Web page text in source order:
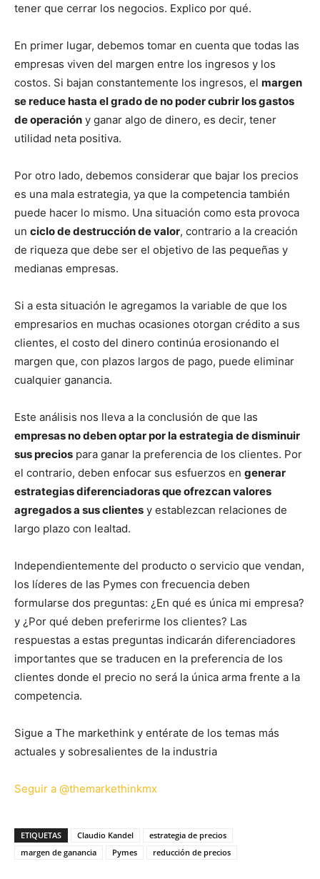
tener que cerrar los negocios. Explico por qué.
En primer lugar, debemos tomar en cuenta que todas las
empresas viven del margen entre los ingresos y los
costos. Si bajan constantemente los ingresos, el margen
se reduce hasta el grado de no poder cubrir los gastos
de operación y ganar algo de dinero, es decir, tener
utilidad neta positiva.
Por otro lado, debemos considerar que bajar los precios
es una mala estrategia, ya que la competencia también
puede hacer lo mismo. Una situación como esta provoca
un ciclo de destrucción de valor, contrario a la creación
de riqueza que debe ser el objetivo de las pequeñas y
medianas empresas.
Si a esta situación le agregamos la variable de que los
empresarios en muchas ocasiones otorgan crédito a sus
clientes, el costo del dinero continúa erosionando el
margen que, con plazos largos de pago, puede eliminar
cualquier ganancia.
Este análisis nos lleva a la conclusión de que las
empresas no deben optar por la estrategia de disminuir
sus precios para ganar la preferencia de los clientes. Por
el contrario, deben enfocar sus esfuerzos en generar
estrategias diferenciadoras que ofrezcan valores
agregados a sus clientes y establezcan relaciones de
largo plazo con lealtad.
Independientemente del producto o servicio que vendan,
los líderes de las Pymes con frecuencia deben
formularse dos preguntas: ¿En qué es única mi empresa?
y ¿Por qué deben preferirme los clientes? Las
respuestas a estas preguntas indicarán diferenciadores
importantes que se traducen en la preferencia de los
clientes donde el precio no será la única arma frente a la
competencia.
Sigue a The markethink y entérate de los temas más
actuales y sobresalientes de la industria
Seguir a @themarkethinkmx
ETIQUETAS Claudio Kandel
estrategia de precios
margen de ganancia
Pymes reducción de precios